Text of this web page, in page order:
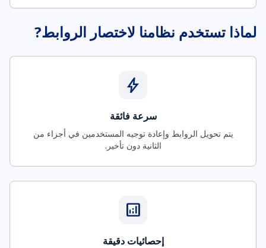
لماذا تستخدم نظامنا لاختصار الروابط?
bolt
سرعة فائقة
يتم تحويل الروابط وإعادة توجيه المستخدمين في أجزاء من
الثانية دون تأخير.
analytics
إحصائيات دقيقة